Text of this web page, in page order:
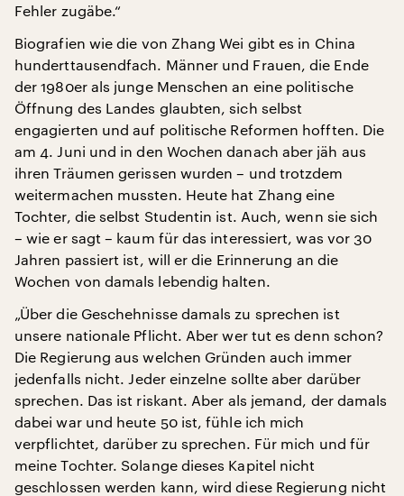
Fehler zugäbe.“
Biografien wie die von Zhang Wei gibt es in China
hunderttausendfach. Männer und Frauen, die Ende
der 1980er als junge Menschen an eine politische
Öffnung des Landes glaubten, sich selbst
engagierten und auf politische Reformen hofften. Die
am 4. Juni und in den Wochen danach aber jäh aus
ihren Träumen gerissen wurden – und trotzdem
weitermachen mussten. Heute hat Zhang eine
Tochter, die selbst Studentin ist. Auch, wenn sie sich
– wie er sagt – kaum für das interessiert, was vor 30
Jahren passiert ist, will er die Erinnerung an die
Wochen von damals lebendig halten.
„Über die Geschehnisse damals zu sprechen ist
unsere nationale Pflicht. Aber wer tut es denn schon?
Die Regierung aus welchen Gründen auch immer
jedenfalls nicht. Jeder einzelne sollte aber darüber
sprechen. Das ist riskant. Aber als jemand, der damals
dabei war und heute 50 ist, fühle ich mich
verpflichtet, darüber zu sprechen. Für mich und für
meine Tochter. Solange dieses Kapitel nicht
geschlossen werden kann, wird diese Regierung nicht